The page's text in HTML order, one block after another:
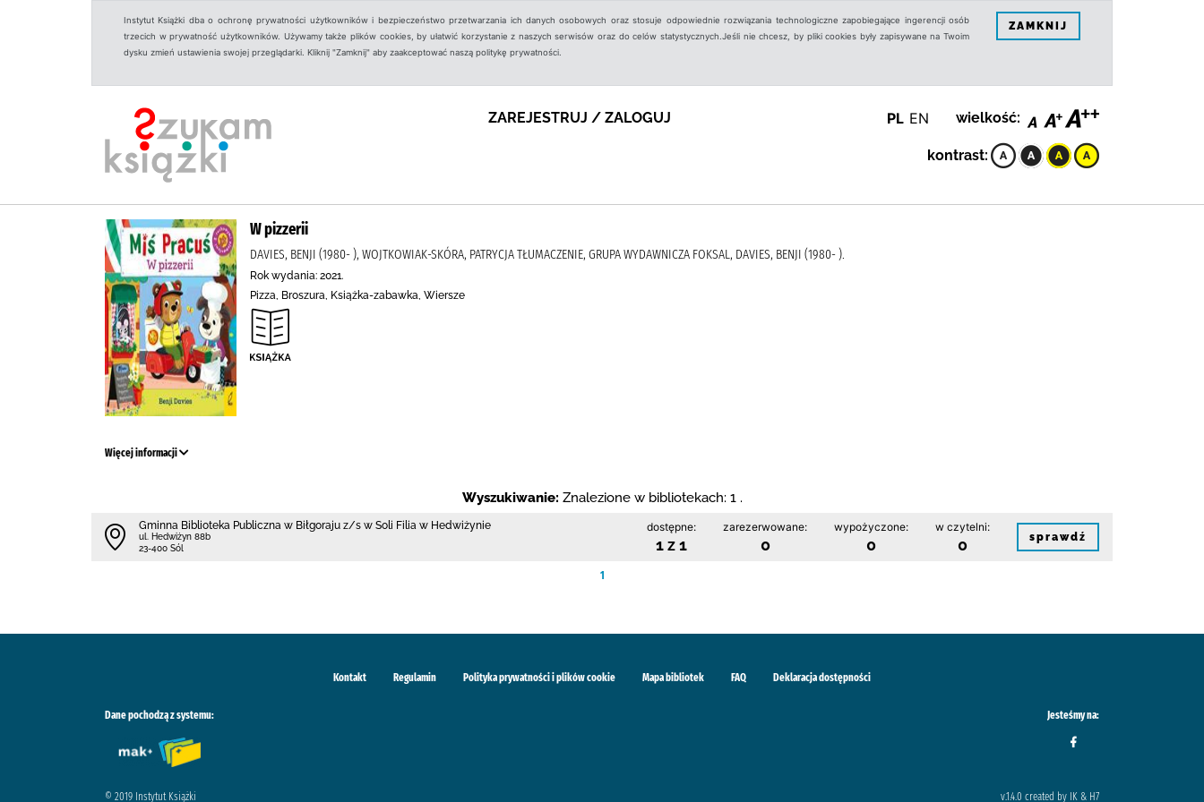
Instytut Książki dba o ochronę prywatności użytkowników i bezpieczeństwo przetwarzania ich danych osobowych oraz stosuje odpowiednie rozwiązania technologiczne zapobiegające ingerencji osób
trzecich w prywatność użytkowników. Używamy także plików cookies, by ułatwić korzystanie z naszych serwisów oraz do celów statystycznych.Jeśli nie chcesz, by pliki cookies były zapisywane na Twoim
dysku zmień ustawienia swojej przeglądarki. Kliknij "Zamknij" aby zaakceptować naszą politykę prywatności.
ZAMKNIJ
ZAREJESTRUJ / ZALOGUJ PL EN wielkość:
kontrast:
W pizzerii
DAVIES, BENJI (1980- ), WOJTKOWIAK-SKÓRA, PATRYCJA TŁUMACZENIE, GRUPA WYDAWNICZA FOKSAL, DAVIES, BENJI (1980- ).
Rok wydania: 2021.
Pizza, Broszura, Książka-zabawka, Wiersze
Więcej informacji
Wyszukiwanie: Znalezione w bibliotekach: 1 .
Gminna Biblioteka Publiczna w Biłgoraju z/s w Soli Filia w Hedwiżynie
ul. Hedwiżyn 88b
23-400 Sól
dostępne:
1 z 1
zarezerwowane:
0
wypożyczone:
0
w czytelni:
0 sprawdź
1
Kontakt Regulamin Polityka prywatności i plików cookie Mapa bibliotek FAQ Deklaracja dostępności
Dane pochodzą z systemu: Jesteśmy na:
© 2019 Instytut Książki v.1.4.0 created by IK & H7